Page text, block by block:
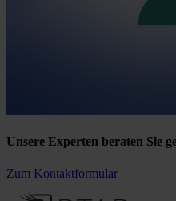
Unsere Experten beraten Sie
Zum Kontaktformular